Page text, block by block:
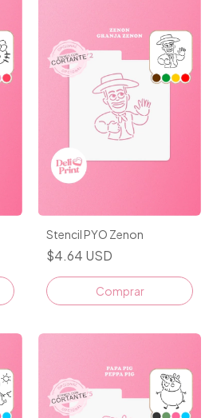
Stencil PYO Zenon
$4.64 USD
Comprar